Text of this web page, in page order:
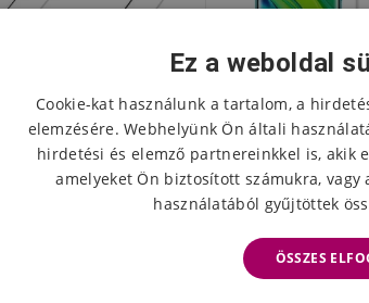
MCL 3D edzett
Xiaomi Mi Note
Pro
6413 Ft
Ez a weboldal
Cookie-kat használunk a tartalom, a
elemzésére. Webhelyünk Ön általi
hirdetési és elemző partnereinkkel is, akik
amelyeket Ön biztosított számukra,
használatából gyűjtöttek
ÖSSZES